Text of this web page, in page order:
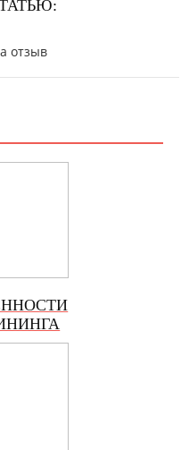
отзыв